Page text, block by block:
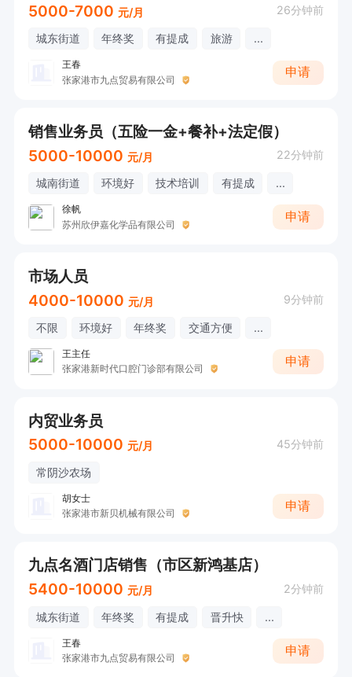
5000-7000 元/月 26分钟前
城东街道 年终奖 有提成 旅游 ...
王春
张家港市九点贸易有限公司
申请
销售业务员（五险一金+餐补+法定假）
5000-10000 元/月 22分钟前
城南街道 环境好 技术培训 有提成 ...
徐帆
苏州欣伊嘉化学品有限公司
申请
市场人员
4000-10000 元/月 9分钟前
不限 环境好 年终奖 交通方便 ...
王主任
张家港新时代口腔门诊部有限公司
申请
内贸业务员
5000-10000 元/月 45分钟前
常阴沙农场
胡女士
张家港市新贝机械有限公司
申请
九点名酒门店销售（市区新鸿基店）
5400-10000 元/月 2分钟前
城东街道 年终奖 有提成 晋升快 ...
王春
张家港市九点贸易有限公司
申请